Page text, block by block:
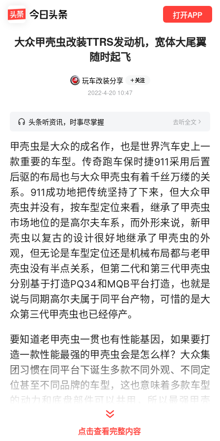
打开APP
大众甲壳虫改装TTRS发动机，宽体大尾翼
随时起飞
玩车改装分享 关注
2022-4-20 10:47
头条听资讯，时事尽掌握 去听全文
甲壳虫是大众的成名作，也是世界汽车史上一
款重要的车型。传奇跑车保时捷911采用后置
后驱的布局也与大众甲壳虫有着千丝万缕的关
系。911成功地把传统坚持了下来，但大众甲
壳虫并没有，按车型定位来看，继承了甲壳虫
市场地位的是高尔夫车系，而外形来说，新甲
壳虫以复古的设计很好地继承了甲壳虫的外
观，但无论是车型定位还是机械布局都与老甲
壳虫没有半点关系，但第二代和第三代甲壳虫
分别基于打造PQ34和MQB平台打造，也就是
说与同期高尔夫属于同平台产物，可惜的是大
众第三代甲壳虫也已经停产。
要知道老甲壳虫一贯也有性能基因，如果要打
造一款性能最强的甲壳虫会是怎么样？大众集
团习惯在同平台下诞生多款不同外观、不同定
位甚至不同品牌的车型，这也意味着多款车型
的动力和底盘部件可以共用，所以最强甲壳
虫，大概就是下面这台一样吧。
点击查看完整内容